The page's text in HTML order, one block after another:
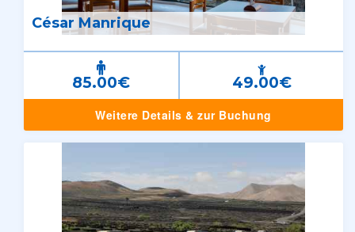
César Manrique
85.00€ 49.00€
Weitere Details & zur Buchung